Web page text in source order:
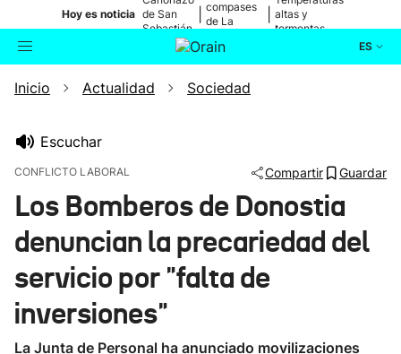
Hoy es noticia de San
Sebastián
compases
de La
altas y
tormentas
ES
Buscador Actualidad
Ikusmiran
Eguraldia
Inicio Actualidad Sociedad
Escuchar
CONFLICTO LABORAL Compartir Guardar
Los Bomberos de Donostia
denuncian la precariedad del
servicio por "falta de
inversiones"
La Junta de Personal ha anunciado movilizaciones